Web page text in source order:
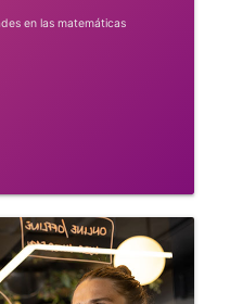
en las matemáticas